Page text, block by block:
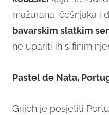
mažurana, češnjaka i
bavarskim slatkim
ne upariti ih s finim
Pastel de Nata,
Grijeh je posjetiti